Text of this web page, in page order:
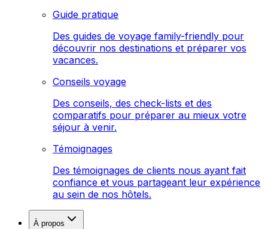
Guide pratique
Des guides de voyage family-friendly pour
découvrir nos destinations et préparer vos
vacances.
Conseils voyage
Des conseils, des check-lists et des
comparatifs pour préparer au mieux votre
séjour à venir.
Témoignages
Des témoignages de clients nous ayant fait
confiance et vous partageant leur expérience
au sein de nos hôtels.
À propos